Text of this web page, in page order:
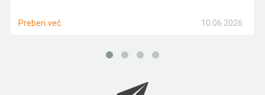
10.06.2026
Preberi več